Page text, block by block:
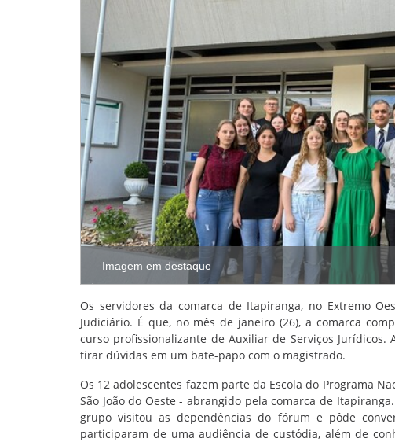
Imagem em destaque
Os servidores da comarca de Itapiranga, no Extremo
Judiciário. É que, no mês de janeiro (26), a comarca
curso profissionalizante de Auxiliar de Serviços
tirar dúvidas em um bate-papo com o magistrado.
Os 12 adolescentes fazem parte da Escola do Programa
São João do Oeste - abrangido pela comarca de
grupo visitou as dependências do fórum e pôde
participaram de uma audiência de custódia, além de